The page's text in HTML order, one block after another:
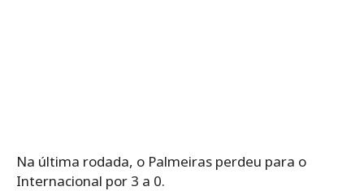
Na última rodada, o Palmeiras perdeu para o
Internacional por 3 a 0.